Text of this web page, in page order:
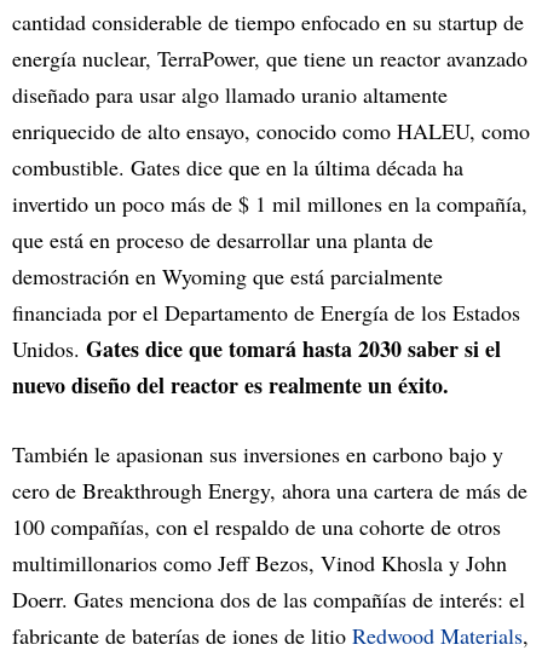
cantidad considerable de tiempo enfocado en su startup de
energía nuclear, TerraPower, que tiene un reactor avanzado
diseñado para usar algo llamado uranio altamente
enriquecido de alto ensayo, conocido como HALEU, como
combustible. Gates dice que en la última década ha
invertido un poco más de $ 1 mil millones en la compañía,
que está en proceso de desarrollar una planta de
demostración en Wyoming que está parcialmente
financiada por el Departamento de Energía de los Estados
Unidos. Gates dice que tomará hasta 2030 saber si el
nuevo diseño del reactor es realmente un éxito.
También le apasionan sus inversiones en carbono bajo y
cero de Breakthrough Energy, ahora una cartera de más de
100 compañías, con el respaldo de una cohorte de otros
multimillonarios como Jeff Bezos, Vinod Khosla y John
Doerr. Gates menciona dos de las compañías de interés: el
fabricante de baterías de iones de litio Redwood Materials,